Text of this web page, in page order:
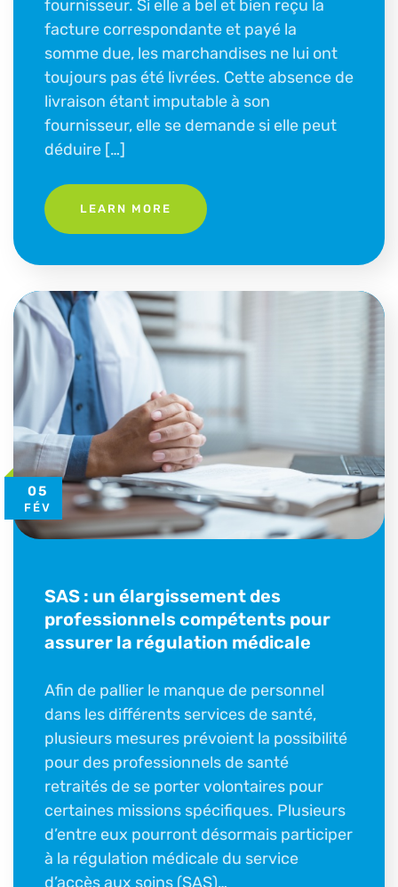
fournisseur. Si elle a bel et bien reçu la
facture correspondante et payé la
somme due, les marchandises ne lui ont
toujours pas été livrées. Cette absence de
livraison étant imputable à son
fournisseur, elle se demande si elle peut
déduire […]
LEARN MORE
05
FÉV
SAS : un élargissement des
professionnels compétents pour
assurer la régulation médicale
Afin de pallier le manque de personnel
dans les différents services de santé,
plusieurs mesures prévoient la possibilité
pour des professionnels de santé
retraités de se porter volontaires pour
certaines missions spécifiques. Plusieurs
d’entre eux pourront désormais participer
à la régulation médicale du service
d’accès aux soins (SAS)…